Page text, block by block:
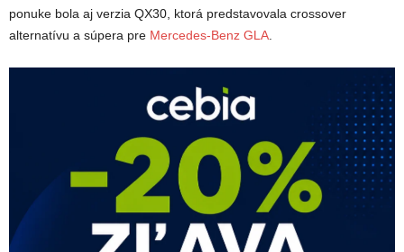
ponuke bola aj verzia QX30, ktorá predstavovala crossover
alternatívu a súpera pre Mercedes-Benz GLA